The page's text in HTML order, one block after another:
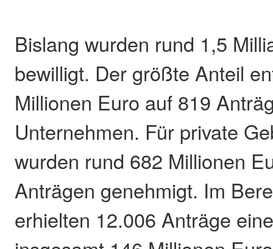
Bislang wurden rund 1,5
bewilligt. Der größte Anteil
Millionen Euro auf 819
Unternehmen. Für private
wurden rund 682 Millionen
Anträgen genehmigt. Im
erhielten 12.006 Anträge